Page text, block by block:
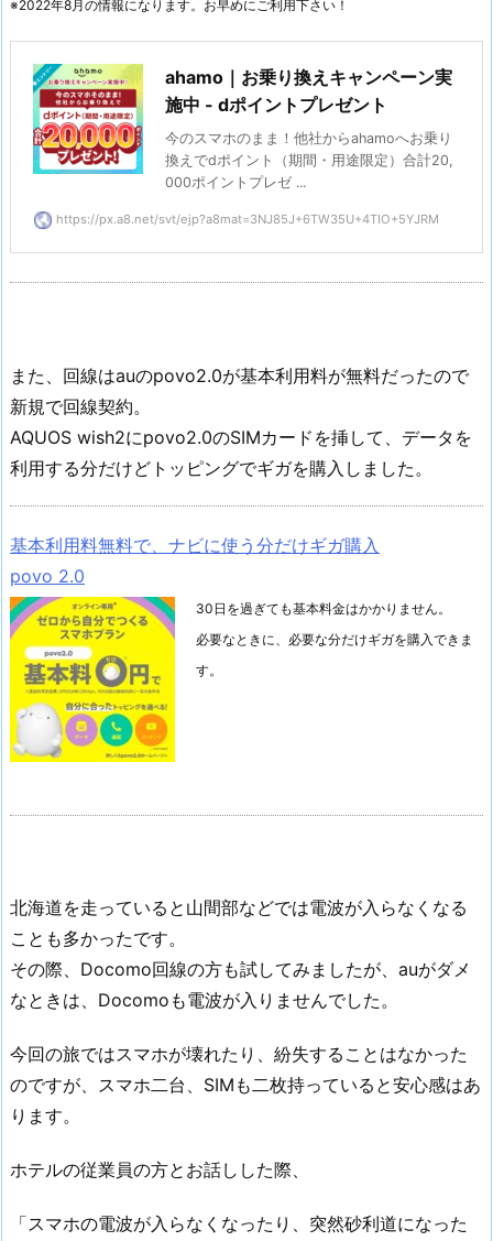
※2022年8月の情報になります。お早めにご利用下さい！
ahamo｜お乗り換えキャンペーン実
施中 - dポイントプレゼント
今のスマホのまま！他社からahamoへお乗り
換えでdポイント（期間・用途限定）合計20,
000ポイントプレゼ ...
https://px.a8.net/svt/ejp?a8mat=3NJ85J+6TW35U+4TIO+5YJRM
また、回線はauのpovo2.0が基本利用料が無料だったので
新規で回線契約。
AQUOS wish2にpovo2.0のSIMカードを挿して、データを
利用する分だけどトッピングでギガを購入しました。
基本利用料無料で、ナビに使う分だけギガ購入
povo 2.0
30日を過ぎても基本料金はかかりません。
必要なときに、必要な分だけギガを購入できま
す。
北海道を走っていると山間部などでは電波が入らなくなる
ことも多かったです。
その際、Docomo回線の方も試してみましたが、auがダメ
なときは、Docomoも電波が入りませんでした。
今回の旅ではスマホが壊れたり、紛失することはなかった
のですが、スマホ二台、SIMも二枚持っていると安心感はあ
ります。
ホテルの従業員の方とお話しした際、
「スマホの電波が入らなくなったり、突然砂利道になった